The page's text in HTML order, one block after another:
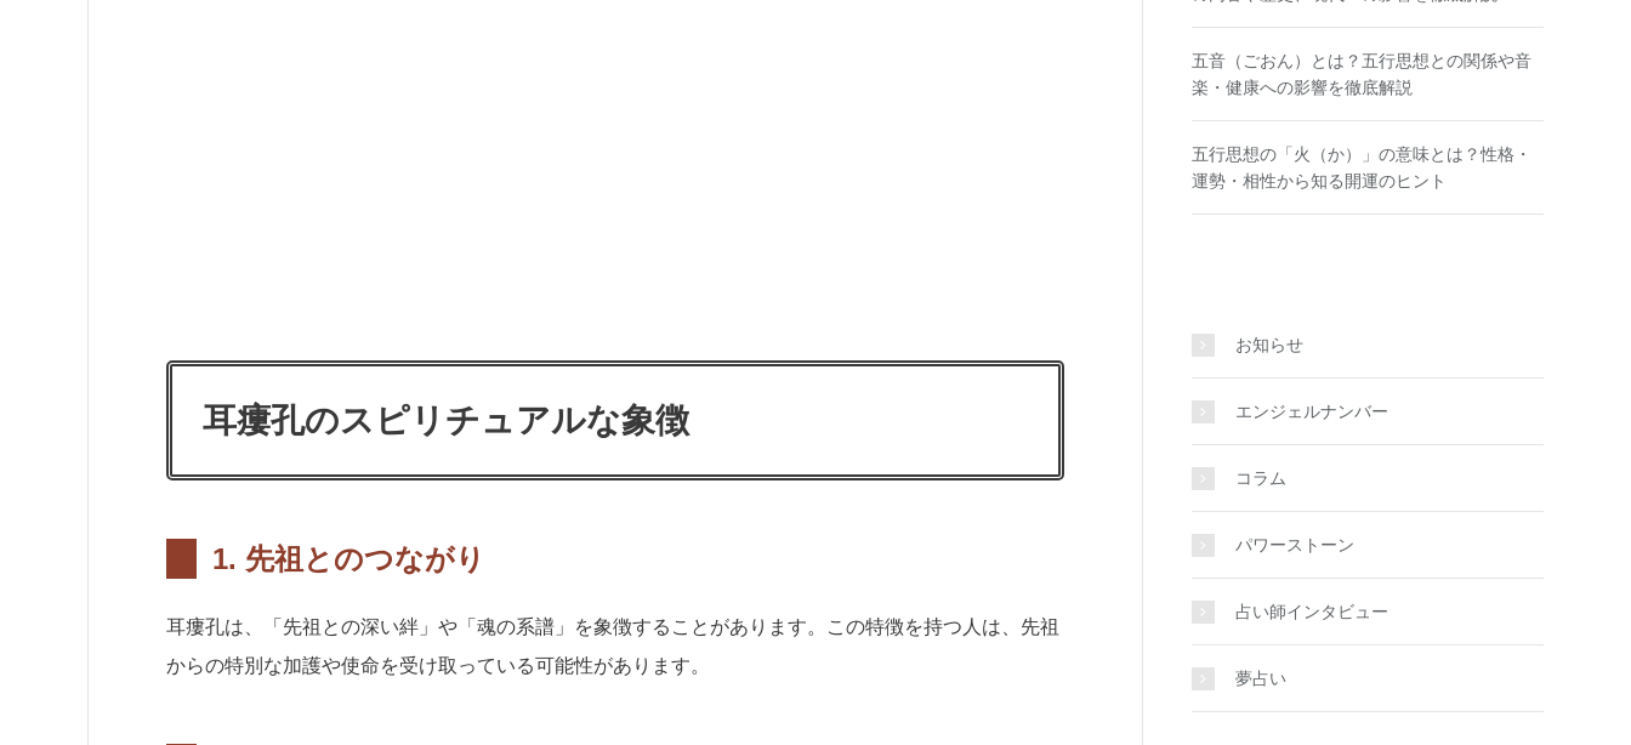
耳瘻孔のスピリチュアルな象徴
1. 先祖とのつながり
耳瘻孔は、「先祖との深い絆」や「魂の系譜」を象徴することがあります。この特徴を持つ人は、先祖
からの特別な加護や使命を受け取っている可能性があります。
五音（ごおん）とは？五行思想との関係や音
楽・健康への影響を徹底解説
五行思想の「火（か）」の意味とは？性格・
運勢・相性から知る開運のヒント
お知らせ
エンジェルナンバー
コラム
パワーストーン
占い師インタビュー
夢占い